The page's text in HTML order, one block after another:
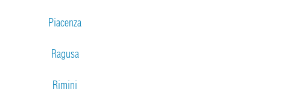
Piacenza
Ragusa
Rimini